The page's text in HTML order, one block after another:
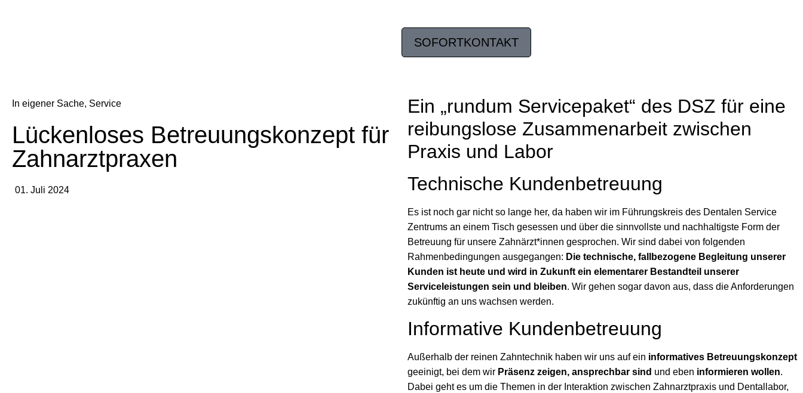
SOFORTKONTAKT
In eigener Sache, Service
Lückenloses Betreuungskonzept für
Zahnarztpraxen
01. Juli 2024
Ein „rundum Servicepaket“ des DSZ für eine
reibungslose Zusammenarbeit zwischen
Praxis und Labor
Technische Kundenbetreuung
Es ist noch gar nicht so lange her, da haben wir im Führungskreis des Dentalen Service
Zentrums an einem Tisch gesessen und über die sinnvollste und nachhaltigste Form der
Betreuung für unsere Zahnärzt*innen gesprochen. Wir sind dabei von folgenden
Rahmenbedingungen ausgegangen: Die technische, fallbezogene Begleitung unserer
Kunden ist heute und wird in Zukunft ein elementarer Bestandteil unserer
Serviceleistungen sein und bleiben. Wir gehen sogar davon aus, dass die Anforderungen
zukünftig an uns wachsen werden.
Informative Kundenbetreuung
Außerhalb der reinen Zahntechnik haben wir uns auf ein informatives Betreuungskonzept
geeinigt, bei dem wir Präsenz zeigen, ansprechbar sind und eben informieren wollen.
Dabei geht es um die Themen in der Interaktion zwischen Zahnarztpraxis und Dentallabor,